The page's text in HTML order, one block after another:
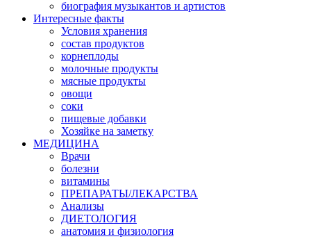
биография музыкантов и артистов
Интересные факты
Условия хранения
состав продуктов
корнеплоды
молочные продукты
мясные продукты
овощи
соки
пищевые добавки
Хозяйке на заметку
МЕДИЦИНА
Врачи
болезни
витамины
ПРЕПАРАТЫ/ЛЕКАРСТВА
Анализы
ДИЕТОЛОГИЯ
анатомия и физиология